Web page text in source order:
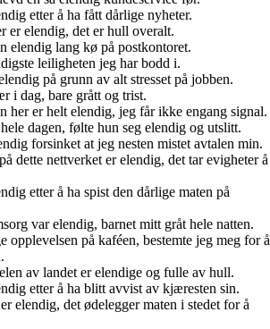
etter å ha fått dårlige nyheter.
er elendig, det er hull overalt.
elendig lang kø på postkontoret.
leiligheten jeg har bodd i.
på grunn av alt stresset på jobben.
i dag, bare grått og trist.
her er helt elendig, jeg får ikke engang signal.
dagen, følte hun seg elendig og utslitt.
forsinket at jeg nesten mistet avtalen min.
dette nettverket er elendig, det tar evigheter å
etter å ha spist den dårlige maten på
var elendig, barnet mitt gråt hele natten.
opplevelsen på kaféen, bestemte jeg meg for å
av landet er elendige og fulle av hull.
etter å ha blitt avvist av kjæresten sin.
elendig, det ødelegger maten i stedet for å